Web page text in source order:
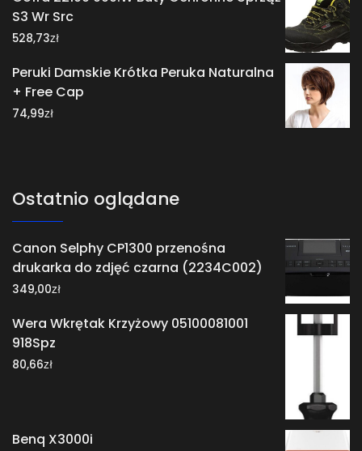
S3 Wr Src
528,73zł
Peruki Damskie Krótka Peruka Naturalna
+ Free Cap
74,99zł
Ostatnio oglądane
Canon Selphy CP1300 przenośna
drukarka do zdjęć czarna (2234C002)
349,00zł
Wera Wkrętak Krzyżowy 05100081001
918Spz
80,66zł
Benq X3000i